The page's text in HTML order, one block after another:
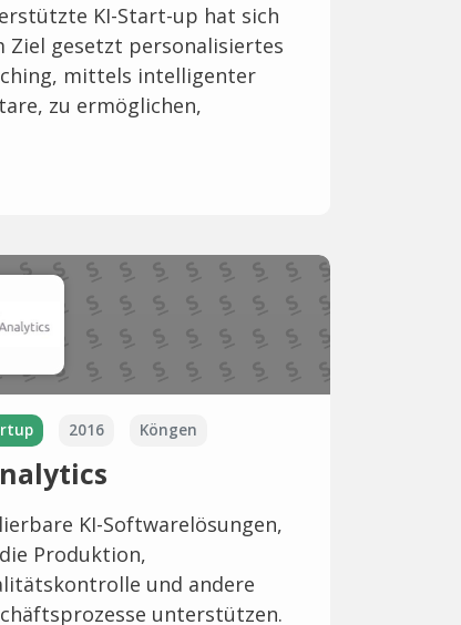
KI-Start-up hat sich
Ziel gesetzt personalisiertes
mittels intelligenter
zu ermöglichen,
2016 Köngen
KI-Softwarelösungen,
Produktion,
und andere
unterstützen.